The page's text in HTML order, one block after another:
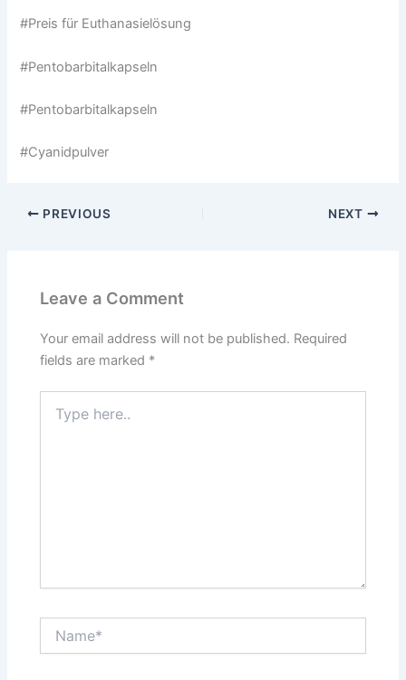
#Preis für Euthanasielösung
#Pentobarbitalkapseln
#Pentobarbitalkapseln
#Cyanidpulver
PREVIOUS NEXT
Leave a Comment
Your email address will not be published. Required
fields are marked *
here..